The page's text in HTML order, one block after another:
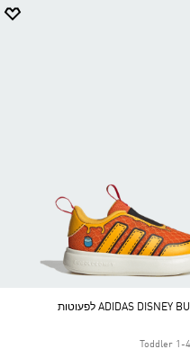
Toddler 1-